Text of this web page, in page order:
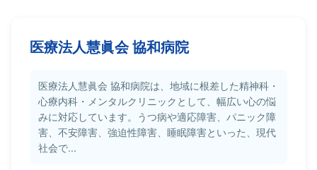
医療法人慧眞会 協和病院
医療法人慧眞会 協和病院は、地域に根差した精神科・
心療内科・メンタルクリニックとして、幅広い心の悩
みに対応しています。うつ病や適応障害、パニック障
害、不安障害、強迫性障害、睡眠障害といった、現代
社会で...